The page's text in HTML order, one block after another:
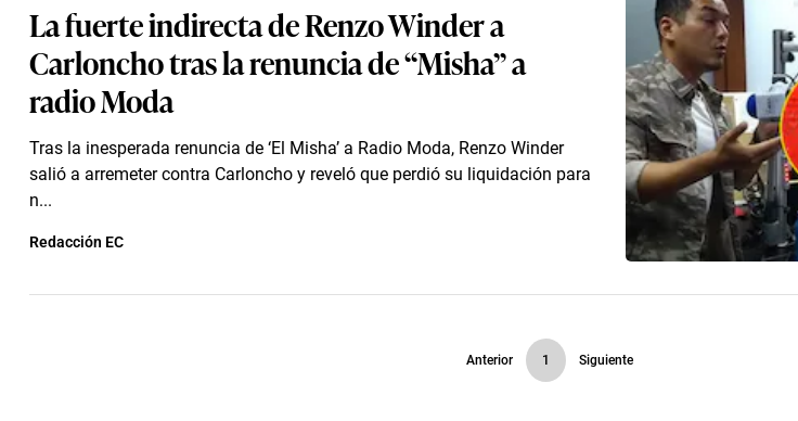
La fuerte indirecta de Renzo Winder a
Carloncho tras la renuncia de “Misha” a
radio Moda
Tras la inesperada renuncia de ‘El Misha’ a Radio Moda, Renzo Winder
salió a arremeter contra Carloncho y reveló que perdió su liquidación para
n...
Redacción EC
Anterior 1 Siguiente